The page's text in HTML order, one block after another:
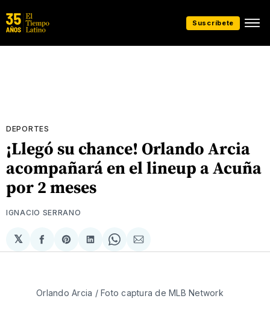
Suscríbete
DEPORTES
¡Llegó su chance! Orlando Arcia
acompañará en el lineup a Acuña
por 2 meses
IGNACIO SERRANO
𝕏
Compartir
en
Share
on
Compartir
en
Share
on
Compartir
via
Orlando Arcia / Foto captura de MLB Network